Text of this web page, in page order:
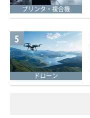
プリンタ・複合機
5
ドローン